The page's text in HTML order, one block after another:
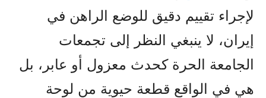
لإجراء تقييم دقيق للوضع الراهن في
إيران، لا ينبغي النظر إلى تجمعات
الجامعة الحرة كحدث معزول أو عابر، بل
هي في الواقع قطعة حيوية من لوحة